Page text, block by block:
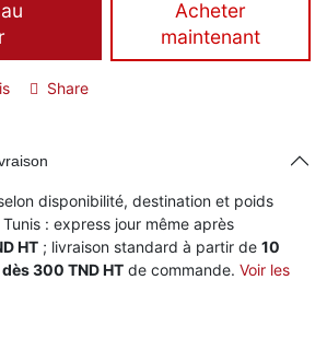
​Acheter
maintenant
Share
disponibilité, destination et poids
: express jour même après
HT ; livraison standard à partir de 10
300 TND HT de commande. Voir les